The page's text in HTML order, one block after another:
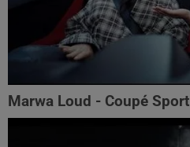
Marwa Loud - Coupé Sport